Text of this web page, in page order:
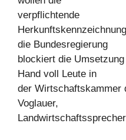
verpflichtende
die Bundesregierung
blockiert die
Hand voll Leute in
der Wirtschaftskammer
Voglauer,